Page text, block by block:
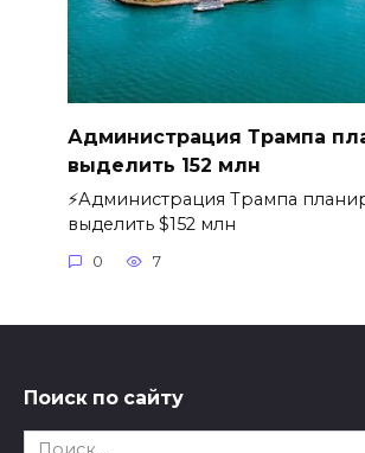
Администрация Трампа
выделить 152 млн
⚡️Администрация Трампа
выделить $152 млн
0 7
Поиск по сайту
Search